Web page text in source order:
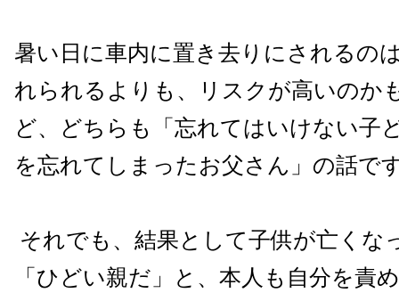
暑い日に車内に置き去りにされるの
れられるよりも、リスクが高いのか
ど、どちらも「忘れてはいけない子
を忘れてしまったお父さん」の話で
それでも、結果として子供が亡くな
「ひどい親だ」と、本人も自分を責